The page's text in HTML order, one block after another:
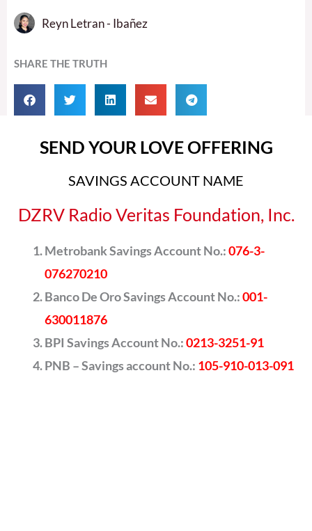
Reyn Letran - Ibañez
SHARE THE TRUTH
SEND YOUR LOVE OFFERING
SAVINGS ACCOUNT NAME
DZRV Radio Veritas Foundation, Inc.
Metrobank Savings Account No.:076-3-
076270210
Banco De Oro Savings Account No.:001-
630011876
BPI Savings Account No.:0213-3251-91
PNB – Savings account No.: 105-910-013-091